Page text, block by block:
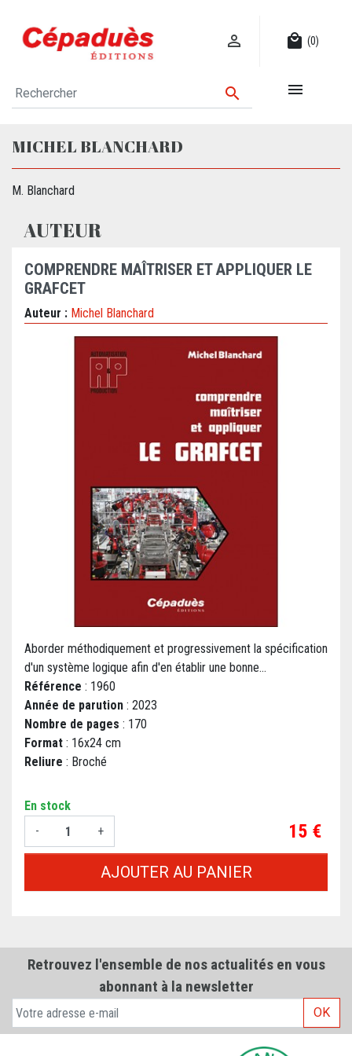
 local_mall (0)
 
MICHEL BLANCHARD
M. Blanchard
AUTEUR
COMPRENDRE MAÎTRISER ET APPLIQUER LE
GRAFCET
Auteur : Michel Blanchard
Aborder méthodiquement et progressivement la spécification
d'un système logique afin d'en établir une bonne...
Référence : 1960
Année de parution : 2023
Nombre de pages : 170
Format : 16x24 cm
Reliure : Broché
En stock
-
+ Prix
15 €
AJOUTER AU PANIER
Retrouvez l'ensemble de nos actualités en vous
abonnant à la newsletter
OK